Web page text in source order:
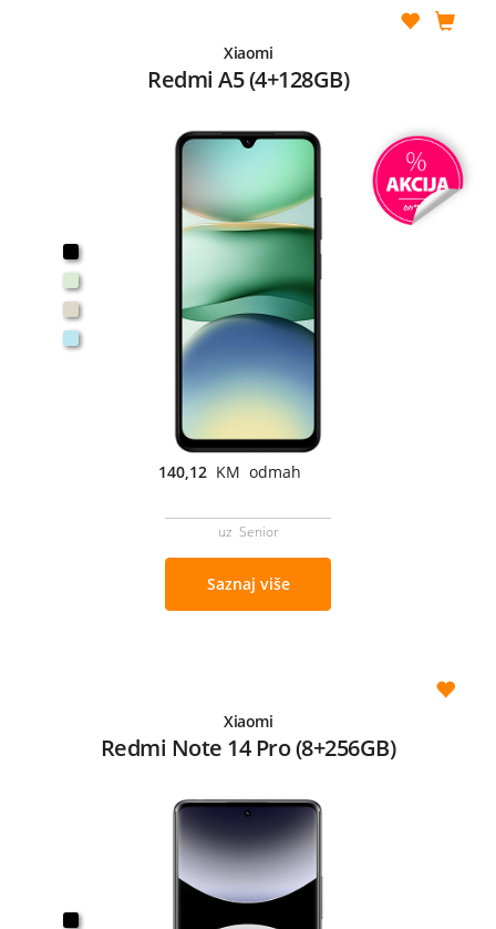
Xiaomi
Redmi A5 (4+128GB)
140,12 KM odmah
uz Senior
Saznaj više
Xiaomi
Redmi Note 14 Pro (8+256GB)